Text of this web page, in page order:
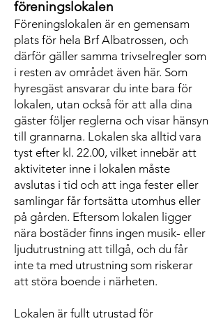
föreningslokalen
Föreningslokalen är en gemensam
plats för hela Brf Albatrossen, och
därför gäller samma trivselregler som
i resten av området även här. Som
hyresgäst ansvarar du inte bara för
lokalen, utan också för att alla dina
gäster följer reglerna och visar hänsyn
till grannarna. Lokalen ska alltid vara
tyst efter kl. 22.00, vilket innebär att
aktiviteter inne i lokalen måste
avslutas i tid och att inga fester eller
samlingar får fortsätta utomhus eller
på gården. Eftersom lokalen ligger
nära bostäder finns ingen musik- eller
ljudutrustning att tillgå, och du får
inte ta med utrustning som riskerar
att störa boende i närheten.
Lokalen är fullt utrustad för